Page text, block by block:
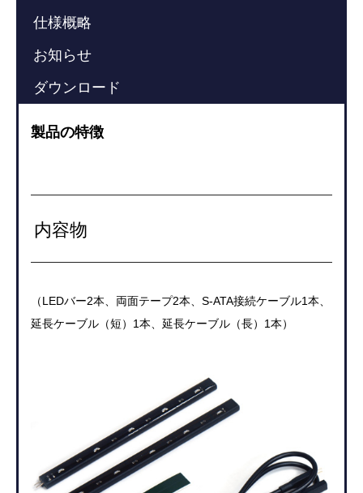
仕様概略
お知らせ
ダウンロード
製品の特徴
内容物
（LEDバー2本、両面テープ2本、S-ATA接続ケーブル1本、
延長ケーブル（短）1本、延長ケーブル（長）1本）